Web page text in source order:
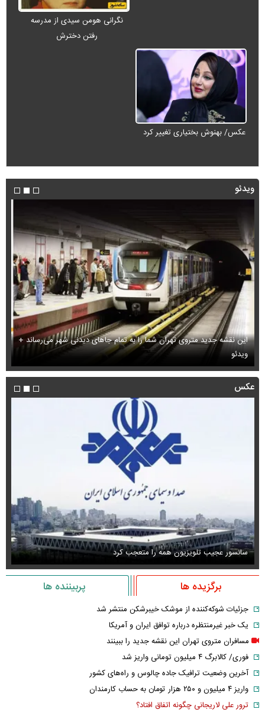
نگرانی هومن سیدی از مدرسه
رفتن دخترش
عکس/ بهنوش بختیاری تغییر کرد
ویدئو
این نقشه جدید متروی تهران شما را به تمام جاهای دیدنی شهر می‌رساند +
ویدئو
عکس
سانسور عجیب تلویزیون همه را متعجب کرد
برگزیده ها پربیننده ها
جزئیات شوکه‌کننده از موشک خیبرشکن منتشر شد
یک خبر غیرمنتظره درباره توافق ایران و آمریکا
مسافران متروی تهران این نقشه جدید را ببینند
فوری/ کالابرگ ۴ میلیون تومانی واریز شد
آخرین وضعیت ترافیک جاده چالوس و راه‌های کشور
واریز ۴ میلیون و ۲۵۰ هزار تومان به حساب کارمندان
ترور علی لاریجانی چگونه اتفاق افتاد؟